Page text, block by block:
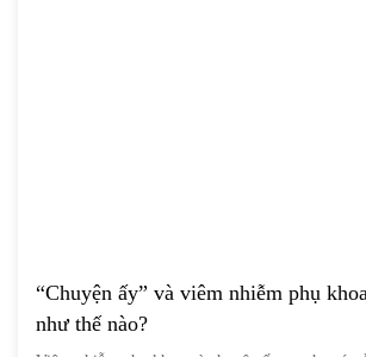
“Chuyện ấy” và viêm nhiễm phụ
như thế nào?